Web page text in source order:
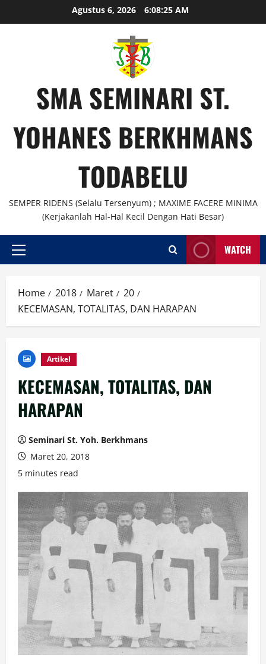
to
Agustus 6, 2026 6:08:25 AM
SMA SEMINARI ST.
YOHANES BERKHMANS
TODABELU
SEMPER RIDENS (Selalu Tersenyum) ; MAXIME FACERE MINIMA
(Kerjakanlah Hal-Hal Kecil Dengan Hati Besar)
Primary
WATCH
Home 2018 Maret
20
KECEMASAN, TOTALITAS, DAN HARAPAN
Artikel
KECEMASAN, TOTALITAS, DAN
HARAPAN
Seminari St. Yoh. Berkhmans
Maret 20, 2018
5 minutes read